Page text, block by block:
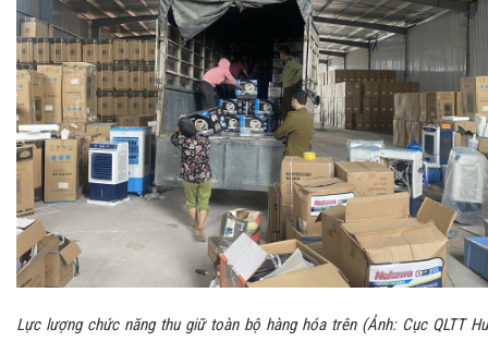
Lực lượng chức năng thu giữ toàn bộ hàng hóa trên (Ảnh: Cục QLTT